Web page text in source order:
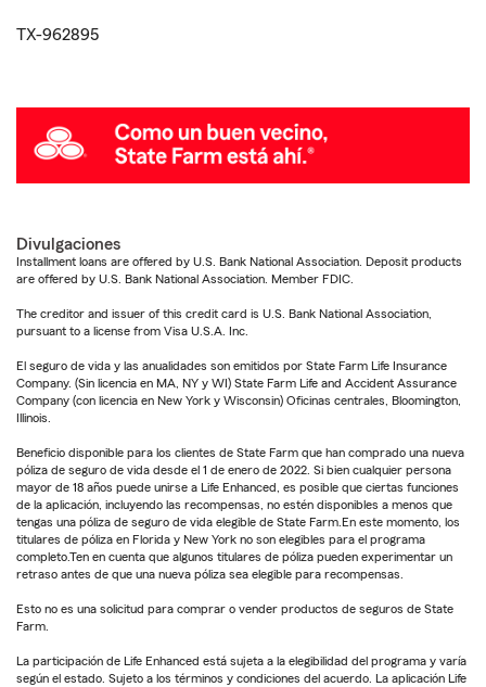
TX-962895
Divulgaciones
Installment loans are offered by U.S. Bank National Association. Deposit products
are offered by U.S. Bank National Association. Member FDIC.
The creditor and issuer of this credit card is U.S. Bank National Association,
pursuant to a license from Visa U.S.A. Inc.
El seguro de vida y las anualidades son emitidos por State Farm Life Insurance
Company. (Sin licencia en MA, NY y WI) State Farm Life and Accident Assurance
Company (con licencia en New York y Wisconsin) Oficinas centrales, Bloomington,
Illinois.
Beneficio disponible para los clientes de State Farm que han comprado una nueva
póliza de seguro de vida desde el 1 de enero de 2022. Si bien cualquier persona
mayor de 18 años puede unirse a Life Enhanced, es posible que ciertas funciones
de la aplicación, incluyendo las recompensas, no estén disponibles a menos que
tengas una póliza de seguro de vida elegible de State Farm.En este momento, los
titulares de póliza en Florida y New York no son elegibles para el programa
completo.Ten en cuenta que algunos titulares de póliza pueden experimentar un
retraso antes de que una nueva póliza sea elegible para recompensas.
Esto no es una solicitud para comprar o vender productos de seguros de State
Farm.
La participación de Life Enhanced está sujeta a la elegibilidad del programa y varía
según el estado. Sujeto a los términos y condiciones del acuerdo. La aplicación Life